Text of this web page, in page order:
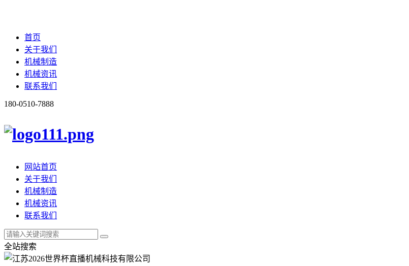
首页
关于我们
机械制造
机械资讯
联系我们
180-0510-7888
网站首页
关于我们
机械制造
机械资讯
联系我们
全站搜索